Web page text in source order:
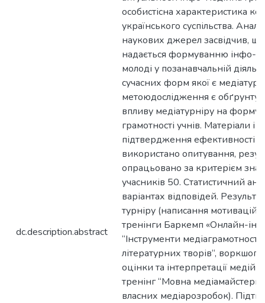
dc.description.abstract
особистісна характеристика
українського суспільства.
наукових джерел засвідчив,
надається формуванню інфо-
молоді у позанавчальній
сучасних форм якої є
метоюдослідження є
впливу медіатурніру на
грамотності учнів. Матеріали і
підтвердження ефективності
використано опитування,
опрацьовано за критерієм
учасників 50. Статистичний
варіантах відповідей.
турніру (написання
тренінги Баркемп «Онлайн-
“Інструменти
літературних творів“,
оцінки та інтерпретації
тренінг “Мовна
власних медіарозробок).